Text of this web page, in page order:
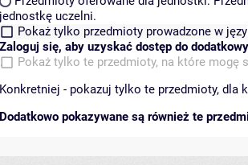
jednostkę uczelni.
Pokaż tylko przedmioty prowadzone w
Zaloguj się, aby uzyskać dostęp do
Pokaż tylko te przedmioty, na które mogę
Konkretniej - pokazuj tylko te przedmioty,
Dodatkowo pokazywane są również te